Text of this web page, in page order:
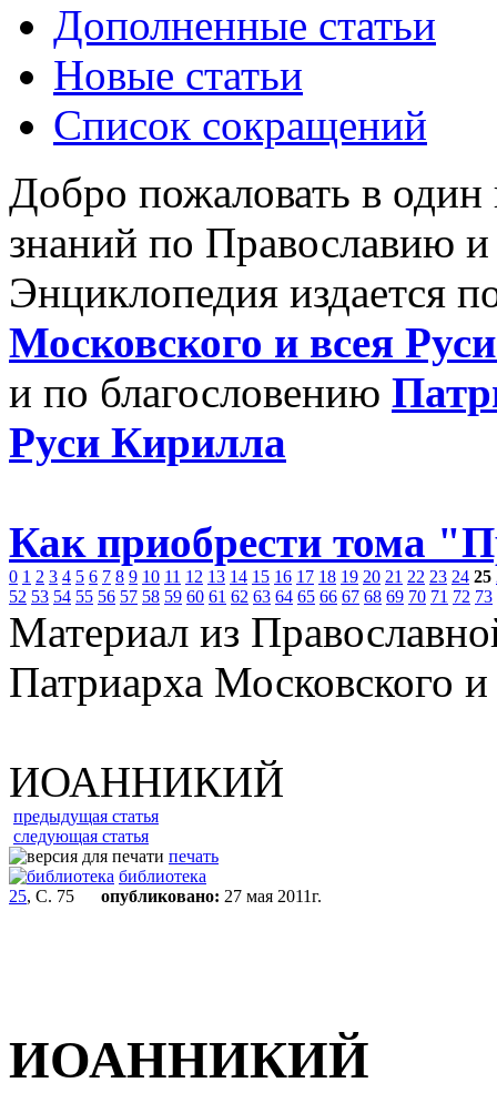
Дополненные статьи
Новые статьи
Список сокращений
Добро пожаловать в
знаний по Православию
Энциклопедия издается
Московского и всея
и по благословению
Руси Кирилла
Как приобрести тома
0 1 2 3 4 5 6 7 8 9 10 11 12 13 14 15 16 17 18 19 20 21 22 23 24 25
52 53 54 55 56 57 58 59 60 61 62 63 64 65 66 67 68 69 70 71 72 73
Материал из
Патриарха Московского
ИОАННИКИЙ
предыдущая статья
следующая статья
печать
библиотека
25, С. 75 опубликовано: 27 мая 2011г.
ИОАННИКИЙ